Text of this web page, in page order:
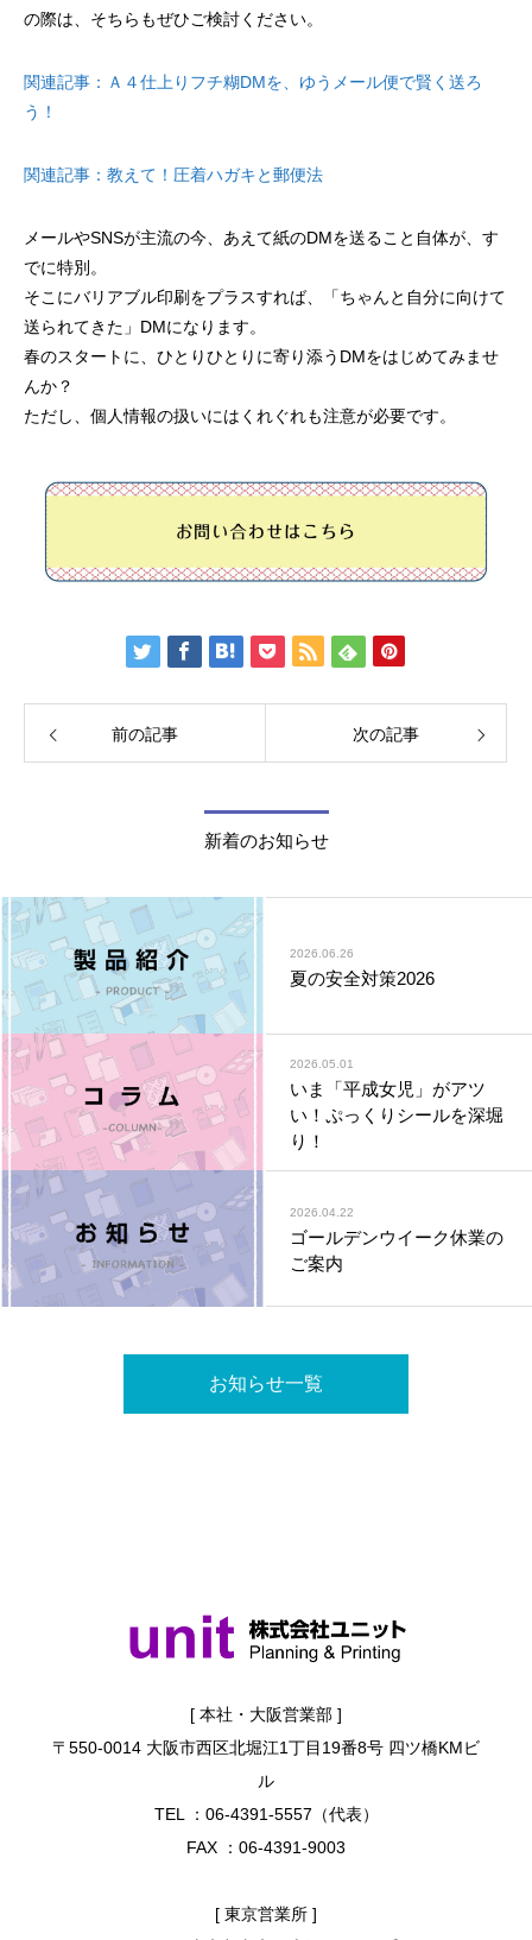
の際は、そちらもぜひご検討ください。
関連記事：Ａ４仕上りフチ糊DMを、ゆうメール便で賢く送ろ
う！
関連記事：教えて！圧着ハガキと郵便法
メールやSNSが主流の今、あえて紙のDMを送ること自体が、す
でに特別。
そこにバリアブル印刷をプラスすれば、「ちゃんと自分に向けて
送られてきた」DMになります。
春のスタートに、ひとりひとりに寄り添うDMをはじめてみませ
んか？
ただし、個人情報の扱いにはくれぐれも注意が必要です。
前の記事 次の記事
新着のお知らせ
2026.06.26
夏の安全対策2026
2026.05.01
いま「平成女児」がアツ
い！ぷっくりシールを深堀
り！
2026.04.22
ゴールデンウイーク休業の
ご案内
お知らせ一覧
[ 本社・大阪営業部 ]
〒550-0014 大阪市西区北堀江1丁目19番8号 四ツ橋KMビ
ル
TEL ：06-4391-5557（代表）
FAX ：06-4391-9003
[ 東京営業所 ]